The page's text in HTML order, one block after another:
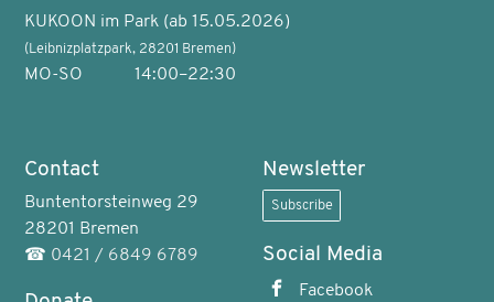
KUKOON im Park (ab 15.05.2026)
(Leibnizplatzpark, 28201 Bremen)
MO-SO 14:00–22:30
Contact
Buntentorsteinweg 29
28201 Bremen
☎ 0421 / 6849 6789
Newsletter
Subscribe
Social Media
Facebook